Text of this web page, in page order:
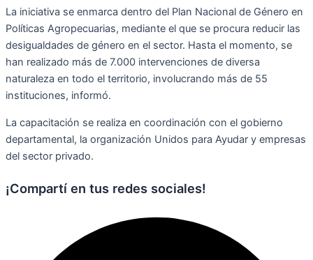
La iniciativa se enmarca dentro del Plan Nacional de Género en
Políticas Agropecuarias, mediante el que se procura reducir las
desigualdades de género en el sector. Hasta el momento, se
han realizado más de 7.000 intervenciones de diversa
naturaleza en todo el territorio, involucrando más de 55
instituciones, informó.
La capacitación se realiza en coordinación con el gobierno
departamental, la organización Unidos para Ayudar y empresas
del sector privado.
¡Compartí en tus redes sociales!